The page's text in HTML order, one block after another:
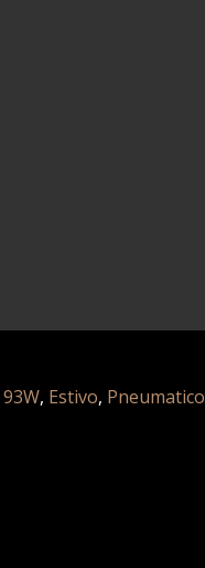
93W, Estivo, Pneumatico